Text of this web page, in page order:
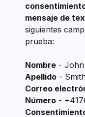
mensaje de
siguientes
prueba:
Nombre - John
Apellido -
Correo
Número -